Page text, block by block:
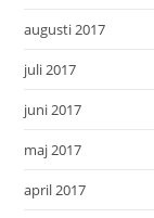
augusti 2017
juli 2017
juni 2017
maj 2017
april 2017